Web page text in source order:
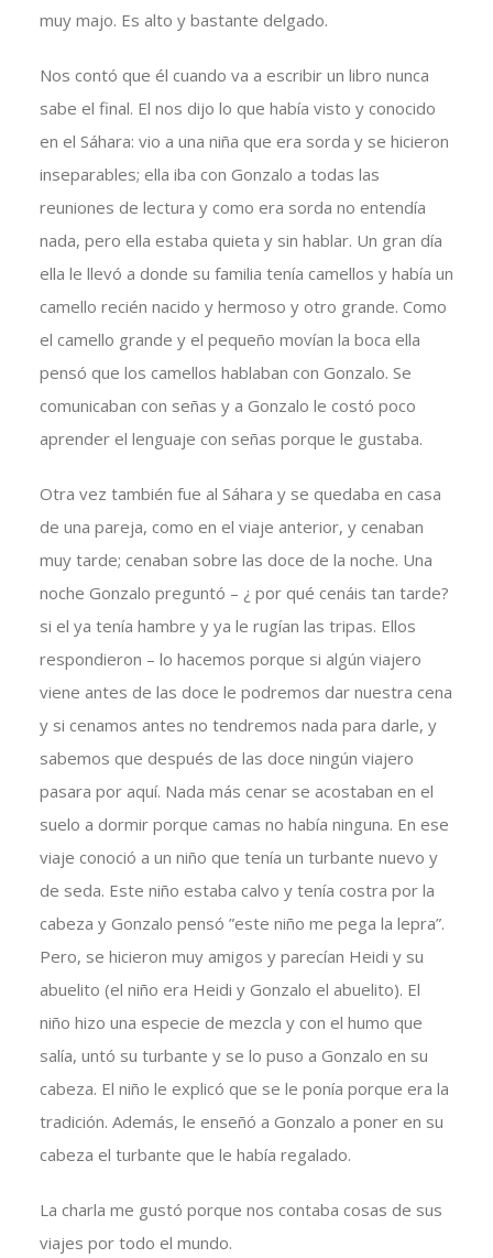
muy majo. Es alto y bastante delgado.
Nos contó que él cuando va a escribir un libro nunca
sabe el final. El nos dijo lo que había visto y conocido
en el Sáhara: vio a una niña que era sorda y se hicieron
inseparables; ella iba con Gonzalo a todas las
reuniones de lectura y como era sorda no entendía
nada, pero ella estaba quieta y sin hablar. Un gran día
ella le llevó a donde su familia tenía camellos y había un
camello recién nacido y hermoso y otro grande. Como
el camello grande y el pequeño movían la boca ella
pensó que los camellos hablaban con Gonzalo. Se
comunicaban con señas y a Gonzalo le costó poco
aprender el lenguaje con señas porque le gustaba.
Otra vez también fue al Sáhara y se quedaba en casa
de una pareja, como en el viaje anterior, y cenaban
muy tarde; cenaban sobre las doce de la noche. Una
noche Gonzalo preguntó – ¿ por qué cenáis tan tarde?
si el ya tenía hambre y ya le rugían las tripas. Ellos
respondieron – lo hacemos porque si algún viajero
viene antes de las doce le podremos dar nuestra cena
y si cenamos antes no tendremos nada para darle, y
sabemos que después de las doce ningún viajero
pasara por aquí. Nada más cenar se acostaban en el
suelo a dormir porque camas no había ninguna. En ese
viaje conoció a un niño que tenía un turbante nuevo y
de seda. Este niño estaba calvo y tenía costra por la
cabeza y Gonzalo pensó ”este niño me pega la lepra”.
Pero, se hicieron muy amigos y parecían Heidi y su
abuelito (el niño era Heidi y Gonzalo el abuelito). El
niño hizo una especie de mezcla y con el humo que
salía, untó su turbante y se lo puso a Gonzalo en su
cabeza. El niño le explicó que se le ponía porque era la
tradición. Además, le enseñó a Gonzalo a poner en su
cabeza el turbante que le había regalado.
La charla me gustó porque nos contaba cosas de sus
viajes por todo el mundo.